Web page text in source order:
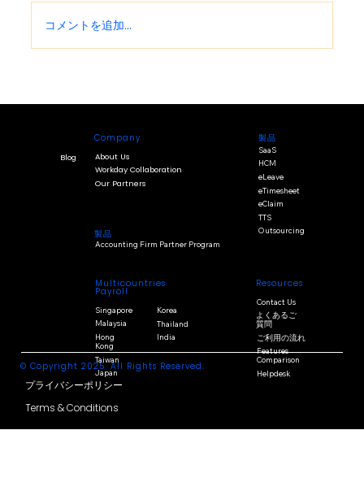
給与処理を効率化する方法
コメントを追加…
Company
About Us
Workday Collaboration
Our Partners
製品
SaaS
HCM
eLeave
eTimesheet
eClaim
TTS
Outsourcing
製品
Accounting Firm Partner Program
Multicountries
Payroll
Singapore
Malaysia
Hong
Kong
Taiwan
Japan
Korea
Thailand
India
Resources
Contact Us
よくあるご
質問
ご利用の流れ
Features
Comparison
Helpdesk
Blog
© Copyright 2025. All Rights Reserved.
プライバシーポリシー
Terms & Conditions